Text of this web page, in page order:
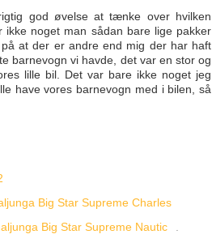
god øvelse at tænke over hvilken
noget man sådan bare lige pakker
at der er andre end mig der har haft
barnevogn vi havde, det var en stor og
lille bil. Det var bare ikke noget jeg
have vores barnevogn med i bilen, så
Big Star Supreme Charles
Big Star Supreme Nautic